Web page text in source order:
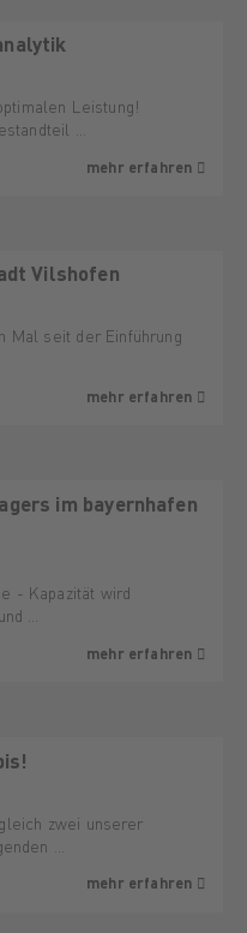
Leistung!
…
mehr erfahren
Vilshofen
Mal seit der Einführung
mehr erfahren
im bayernhafen
- Kapazität wird
…
mehr erfahren
zwei unserer
…
mehr erfahren